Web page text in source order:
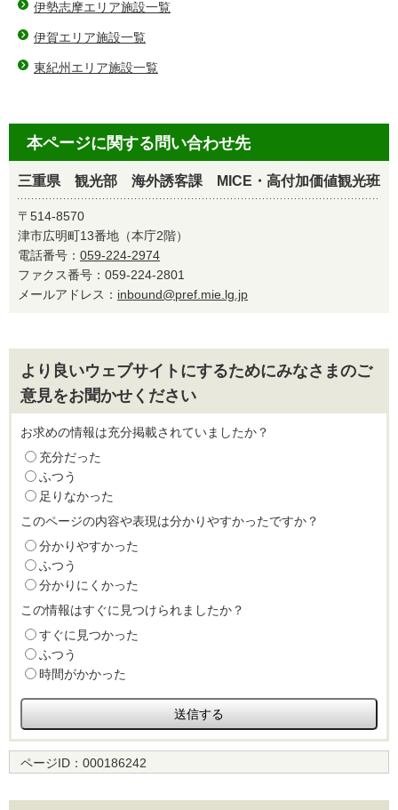
伊勢志摩エリア施設一覧
伊賀エリア施設一覧
東紀州エリア施設一覧
本ページに関する問い合わせ先
三重県 観光部 海外誘客課 MICE・高付加価値観光班
〒514-8570
津市広明町13番地（本庁2階）
電話番号： 059-224-2974
ファクス番号：059-224-2801
メールアドレス： inbound@pref.mie.lg.jp
より良いウェブサイトにするためにみなさまのご
意見をお聞かせください
お求めの情報は充分掲載されていましたか？
充分だった
ふつう
足りなかった
このページの内容や表現は分かりやすかったですか？
分かりやすかった
ふつう
分かりにくかった
この情報はすぐに見つけられましたか？
すぐに見つかった
ふつう
時間がかかった
ページID： 000186242